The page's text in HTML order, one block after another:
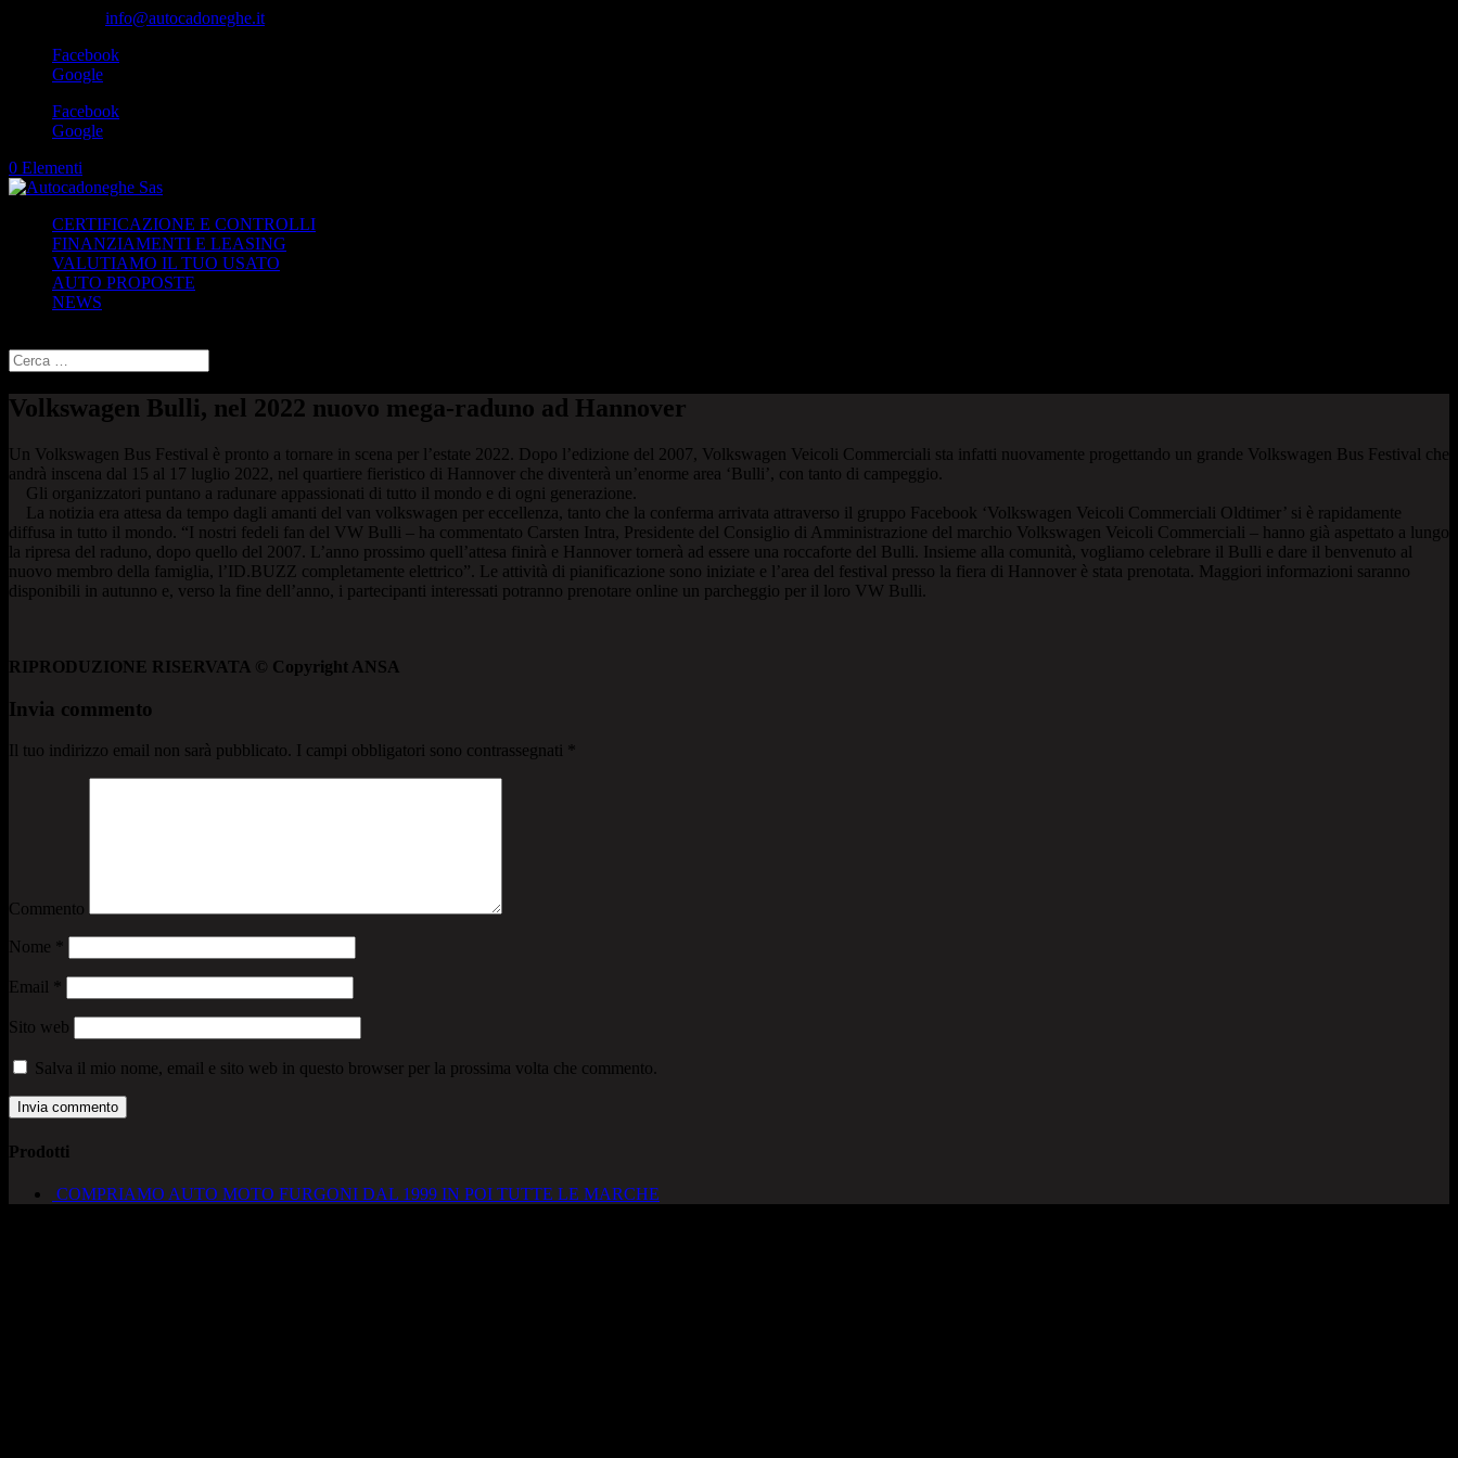
info@autocadoneghe.it
Facebook
Google
Facebook
Google
0 Elementi
CERTIFICAZIONE E CONTROLLI
FINANZIAMENTI E LEASING
VALUTIAMO IL TUO USATO
AUTO PROPOSTE
NEWS
Volkswagen Bulli, nel 2022 nuovo mega-raduno ad Hannover
Un Volkswagen Bus Festival è pronto a tornare in scena per l’estate 2022. Dopo l’edizione del 2007, Volkswagen Veicoli Commerciali sta infatti nuovamente progettando un grande Volkswagen Bus Festival che
andrà inscena dal 15 al 17 luglio 2022, nel quartiere fieristico di Hannover che diventerà un’enorme area ‘Bulli’, con tanto di campeggio.
Gli organizzatori puntano a radunare appassionati di tutto il mondo e di ogni generazione.
La notizia era attesa da tempo dagli amanti del van volkswagen per eccellenza, tanto che la conferma arrivata attraverso il gruppo Facebook ‘Volkswagen Veicoli Commerciali Oldtimer’ si è rapidamente
diffusa in tutto il mondo. “I nostri fedeli fan del VW Bulli – ha commentato Carsten Intra, Presidente del Consiglio di Amministrazione del marchio Volkswagen Veicoli Commerciali – hanno già aspettato a lungo
la ripresa del raduno, dopo quello del 2007. L’anno prossimo quell’attesa finirà e Hannover tornerà ad essere una roccaforte del Bulli. Insieme alla comunità, vogliamo celebrare il Bulli e dare il benvenuto al
nuovo membro della famiglia, l’ID.BUZZ completamente elettrico”. Le attività di pianificazione sono iniziate e l’area del festival presso la fiera di Hannover è stata prenotata. Maggiori informazioni saranno
disponibili in autunno e, verso la fine dell’anno, i partecipanti interessati potranno prenotare online un parcheggio per il loro VW Bulli.
RIPRODUZIONE RISERVATA © Copyright ANSA
Invia commento
Il tuo indirizzo email non sarà pubblicato. I campi obbligatori sono contrassegnati
Commento
Nome
Email
Sito web
Salva il mio nome, email e sito web in questo browser per la prossima volta che commento.
Prodotti
COMPRIAMO AUTO MOTO FURGONI DAL 1999 IN POI TUTTE LE MARCHE